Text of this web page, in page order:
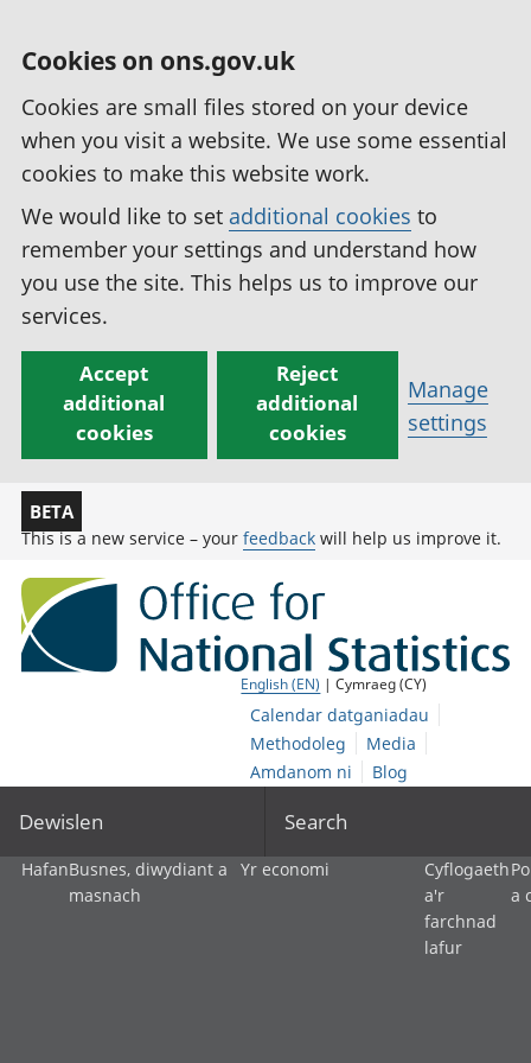
Cookies on ons.gov.uk
Cookies are small files stored on your device
when you visit a website. We use some essential
cookies to make this website work.
We would like to set additional cookies to
remember your settings and understand how
you use the site. This helps us to improve our
services.
Accept
additional
cookies
Reject
additional
cookies
Manage
settings
BETA
This is a new service – your feedback will help us improve it.
English (EN) | Cymraeg (CY)
Calendar datganiadau
Methodoleg
Media
Amdanom ni
Blog
Dewislen Search
HafanBusnes, diwydiant a
masnach
Yr economi
Cyflogaeth
a'r
farchnad
lafur
a